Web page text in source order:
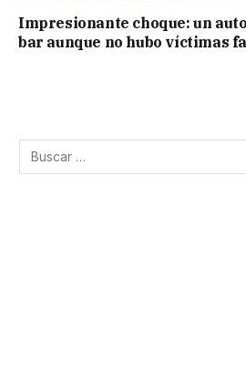
Impresionante choque: un
bar aunque no hubo víctimas